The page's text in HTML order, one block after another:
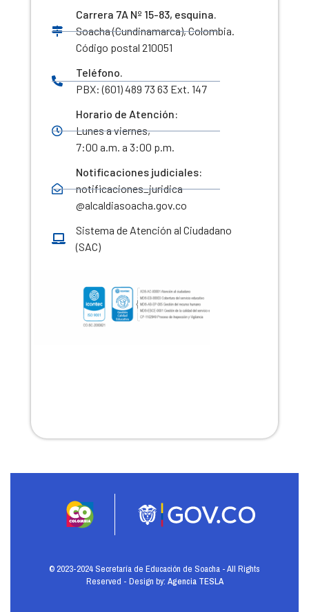
Carrera 7A Nº 15-83, esquina.
Soacha (Cundinamarca), Colombia.
Código postal 210051
Teléfono.
PBX: (601) 489 73 63 Ext. 147
Horario de Atención:
Lunes a viernes,
7:00 a.m. a 3:00 p.m.
Notificaciones judiciales:
notificaciones_juridica
@alcaldiasoacha.gov.co
Sistema de Atención al Ciudadano
(SAC)
© 2023-2024 Secretaría de Educación de Soacha - All Rights
Reserved - Design by: Agencia TESLA